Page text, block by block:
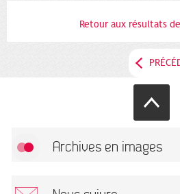
Retour aux résultats
Archives en images